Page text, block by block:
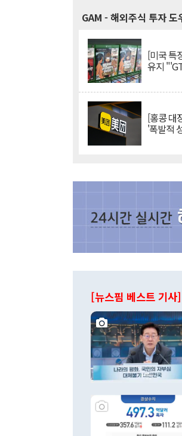
GAM - 해외주식 투자 도
[미국 특
유지
[홍콩 대
'폭발적
[뉴스핌 베스트 기사]